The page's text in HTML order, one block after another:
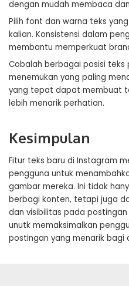
dengan mudah membaca
Pilih font dan warna teks
kalian. Konsistensi dalam
membantu memperkuat
Cobalah berbagai posisi
menemukan yang paling
yang tepat dapat membuat
lebih menarik perhatian.
Kesimpulan
Fitur teks baru di Instagram
pengguna untuk
gambar mereka. Ini tidak
berbagi konten, tetapi juga
dan visibilitas pada
unutk memaksimalkan
postingan yang menarik bagi